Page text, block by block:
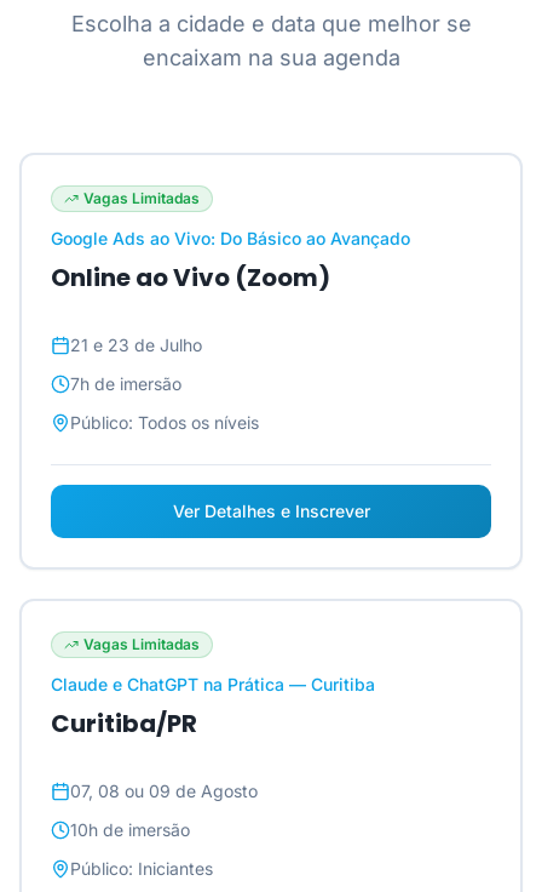
Escolha a cidade e data que melhor se
encaixam na sua agenda
Vagas Limitadas
Google Ads ao Vivo: Do Básico ao Avançado
Online ao Vivo (Zoom)
21 e 23 de Julho
7h de imersão
Público: Todos os níveis
Ver Detalhes e Inscrever
Vagas Limitadas
Claude e ChatGPT na Prática — Curitiba
Curitiba/PR
07, 08 ou 09 de Agosto
10h de imersão
Público: Iniciantes